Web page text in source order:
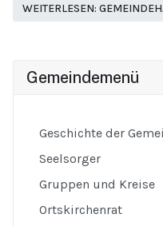
WEITERLESEN:
Gemeindemenü
Geschichte der
Seelsorger
Gruppen und Kreise
Ortskirchenrat